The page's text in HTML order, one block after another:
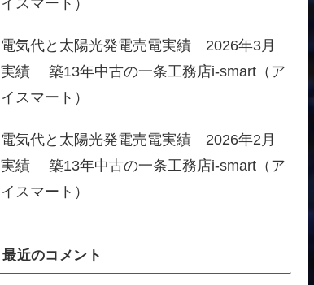
電気代と太陽光発電売電実績 2026年3月
実績 築13年中古の一条工務店i-smart（ア
イスマート）
電気代と太陽光発電売電実績 2026年2月
実績 築13年中古の一条工務店i-smart（ア
イスマート）
最近のコメント